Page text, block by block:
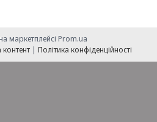
маркетплейсі Prom.ua
| Політика конфіденційності